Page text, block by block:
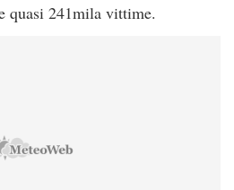
quasi 241mila vittime.